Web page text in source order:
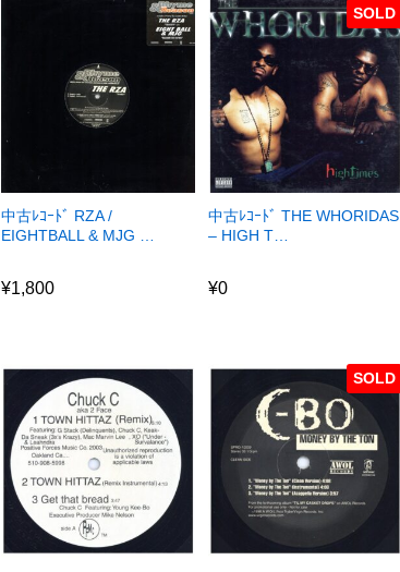
中古ﾚｺｰﾄﾞ RZA /
EIGHTBALL & MJG …
¥1,800
SOLD
中古ﾚｺｰﾄﾞ THE WHORIDAS
– HIGH T…
¥0
SOLD